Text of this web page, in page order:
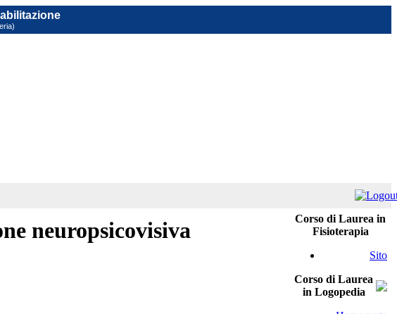
neuropsicovisiva
Corso di Laurea in
Fisioterapia
Sito
Corso di Laurea
in Logopedia